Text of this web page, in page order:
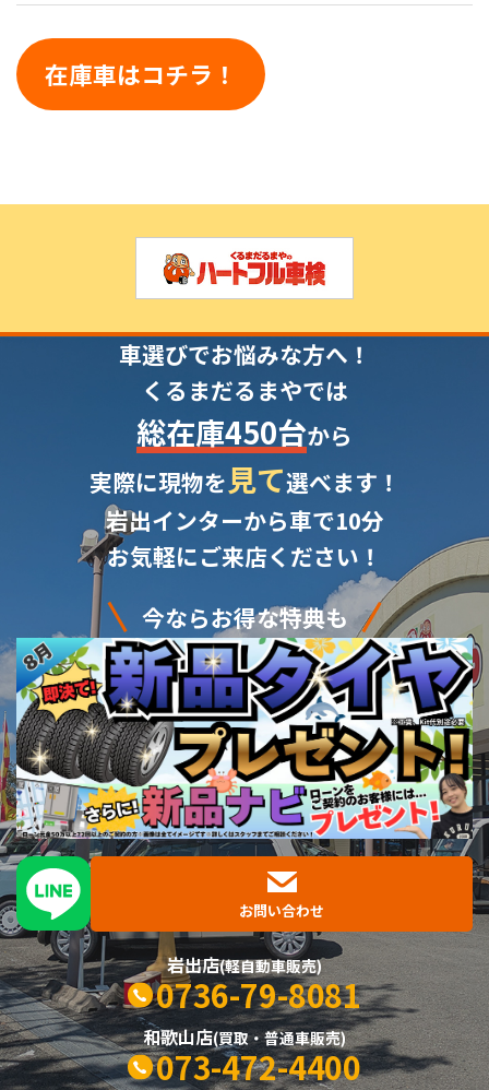
在庫車はコチラ！
車選びでお悩みな方へ！
くるまだるまやでは
総在庫450台から
実際に現物を見て選べます！
岩出インターから車で10分
お気軽にご来店ください！
今ならお得な特典も
お問い合わせ
岩出店(軽自動車販売)
0736-79-8081
和歌山店(買取・普通車販売)
073-472-4400